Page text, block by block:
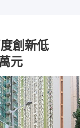
度創新低
元